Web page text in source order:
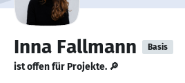
Inna Fallmann Basis
ist offen für Projekte. 🔎